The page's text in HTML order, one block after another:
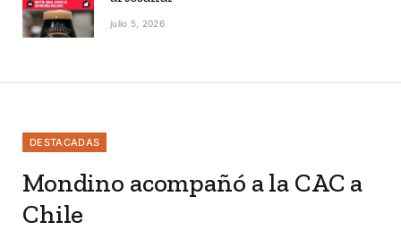
julio 5, 2026
DESTACADAS
Mondino acompañó a la CAC a
Chile